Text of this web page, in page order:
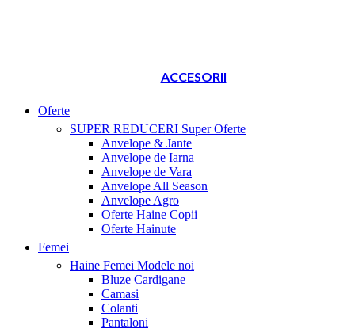
ACCESORII
Oferte
SUPER REDUCERI Super Oferte
Anvelope & Jante
Anvelope de Iarna
Anvelope de Vara
Anvelope All Season
Anvelope Agro
Oferte Haine Copii
Oferte Hainute
Femei
Haine Femei Modele noi
Bluze Cardigane
Camasi
Colanti
Pantaloni